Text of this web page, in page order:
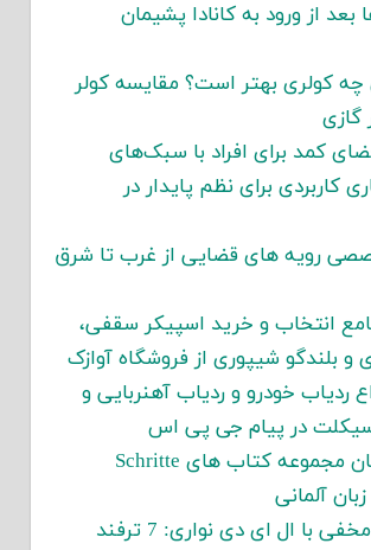
بعد از ورود به کانادا پشیمان
چه کولری بهتر است؟ مقایسه کولر
گازی
کمد برای افراد با سبک‌های
کاربردی برای نظم پایدار در
رویه های قضایی از غرب تا شرق
انتخاب و خرید اسپیکر سقفی،
و بلندگو شیپوری از فروشگاه آوازک
ردیاب خودرو و ردیاب آهنربایی و
سیکلت در پیام جی پی اس
دانلود رایگان مجموعه کتاب های Schritte
نورپردازی مخفی با ال ای دی نواری: 7 ترفند